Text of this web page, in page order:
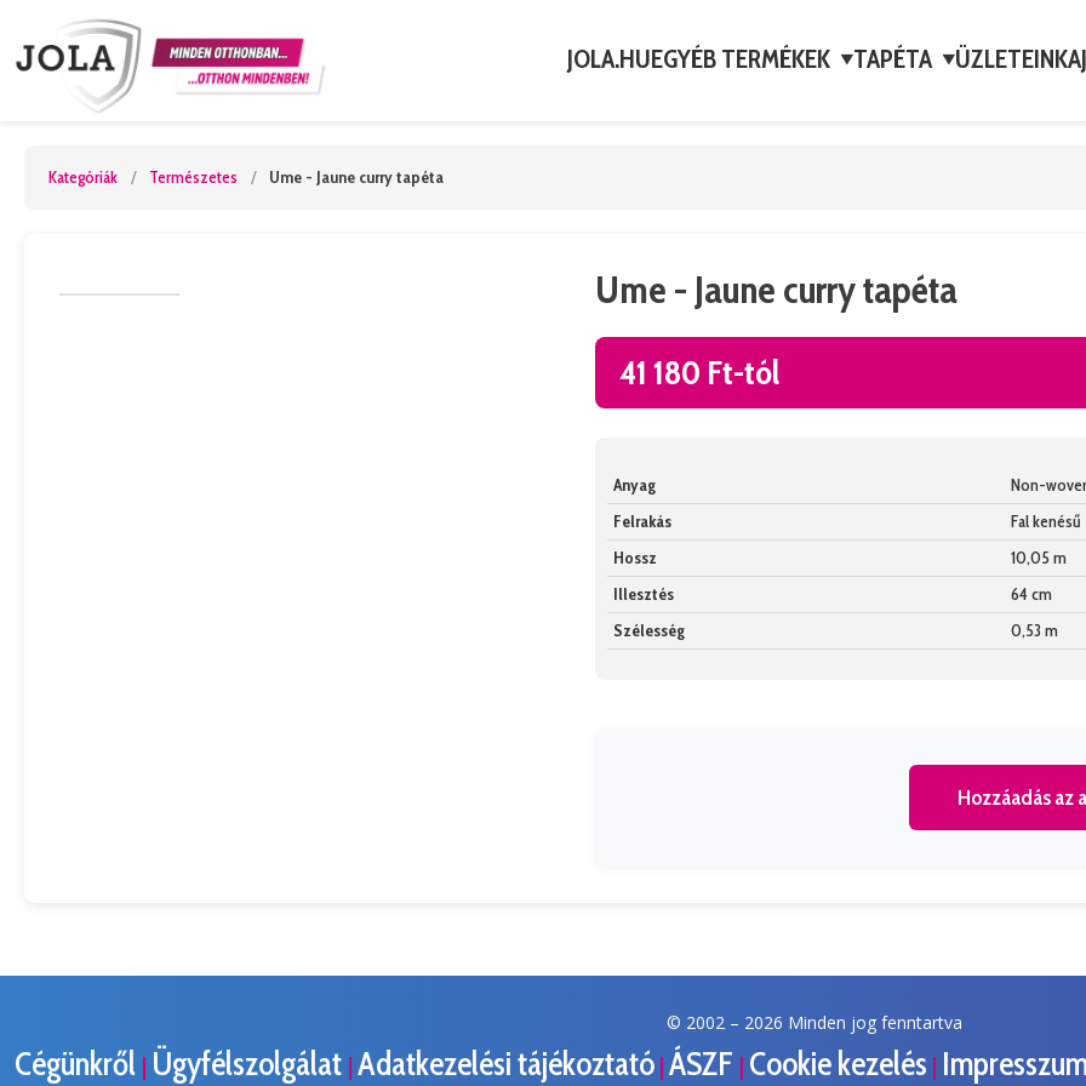
JOLA.HUEGYÉB TERMÉKEK ▼TAPÉTA ▼ÜZLETEINK
Kategóriák / Természetes / Ume - Jaune curry tapéta
Ume - Jaune curry tapéta
41 180 Ft-tól
Anyag
Non-
Felrakás
Fal kenésű
Hossz
10,05 m
Illesztés
64 cm
Szélesség
0,53 m
Hozzáadás az
© 2002 – 2026 Minden jog fenntartva
Cégünkről | Ügyfélszolgálat | Adatkezelési tájékoztató | ÁSZF | Cookie kezelés |